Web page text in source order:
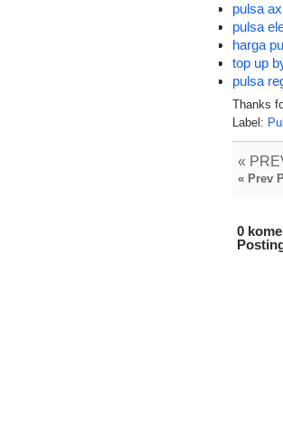
pulsa
pulsa
harga
top up
pulsa
Thanks
Label:
«
« Prev
0